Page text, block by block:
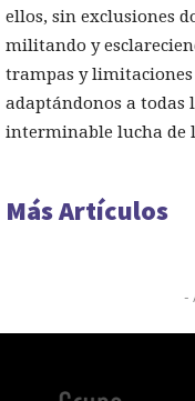
ellos, sin exclusiones
militando y
trampas y
adaptándonos a todas
interminable lucha de
Más Artículos
-